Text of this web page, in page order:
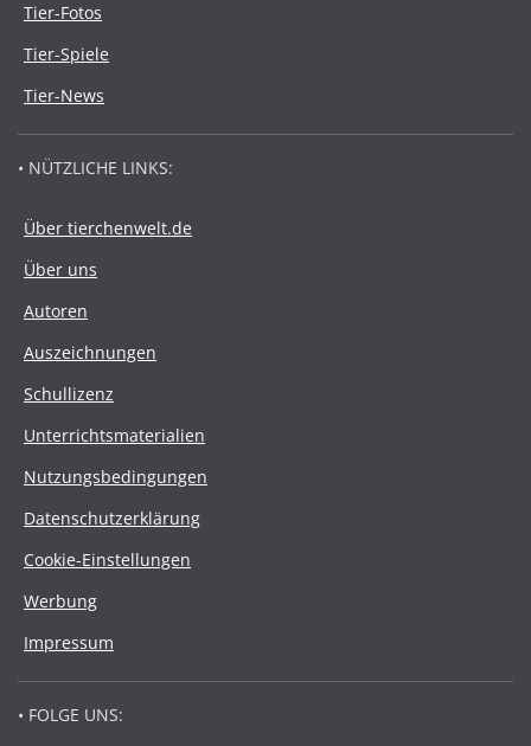
Tier-Fotos
Tier-Spiele
Tier-News
• NÜTZLICHE LINKS:
Über tierchenwelt.de
Über uns
Autoren
Auszeichnungen
Schullizenz
Unterrichtsmaterialien
Nutzungsbedingungen
Datenschutzerklärung
Cookie-Einstellungen
Werbung
Impressum
• FOLGE UNS: